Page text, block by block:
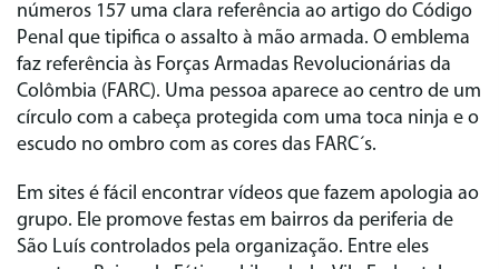
números 157 uma clara referência ao artigo do Código
Penal que tipifica o assalto à mão armada. O emblema
faz referência às Forças Armadas Revolucionárias da
Colômbia (FARC). Uma pessoa aparece ao centro de um
círculo com a cabeça protegida com uma toca ninja e o
escudo no ombro com as cores das FARC´s.
Em sites é fácil encontrar vídeos que fazem apologia ao
grupo. Ele promove festas em bairros da periferia de
São Luís controlados pela organização. Entre eles